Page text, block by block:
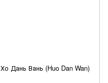
Хо Дань Вань (Huo Dan Wan)